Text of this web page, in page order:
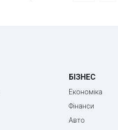
БІЗНЕС
Економіка
Фінанси
Авто